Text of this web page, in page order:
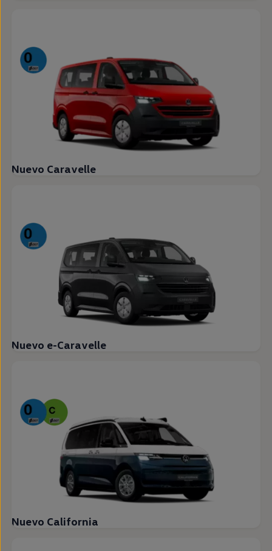
Nuevo Caravelle
Nuevo e-Caravelle
Nuevo California